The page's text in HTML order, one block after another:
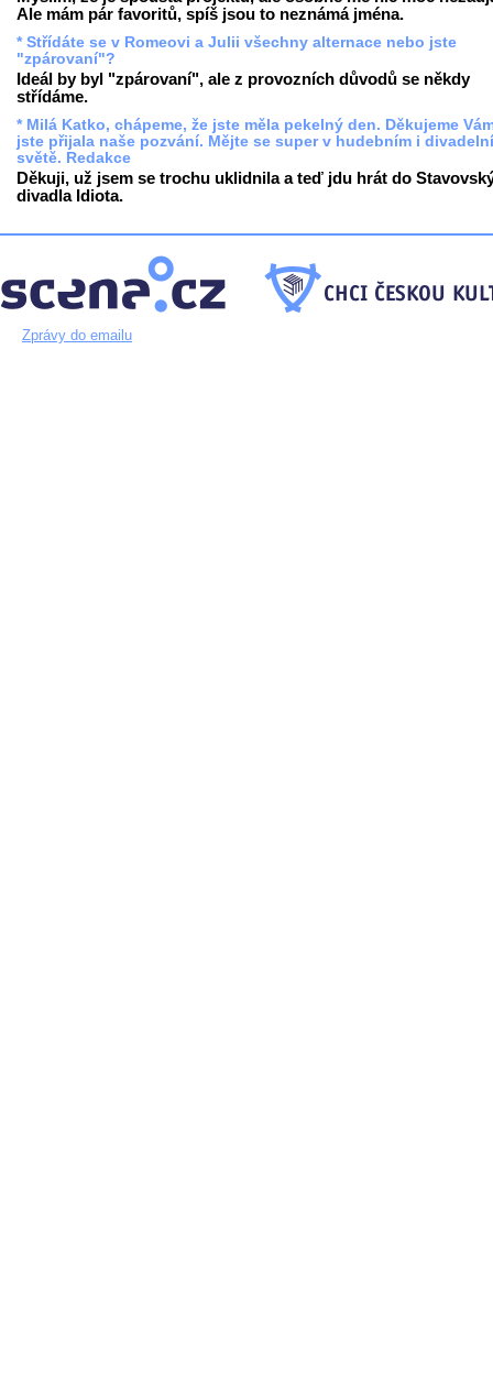
Ale mám pár favoritů, spíš jsou to neznámá jména.
* Střídáte se v Romeovi a Julii všechny alternace nebo jste
"zpárovaní"?
Ideál by byl "zpárovaní", ale z provozních důvodů se někdy
střídáme.
* Milá Katko, chápeme, že jste měla pekelný den. Děkujeme
jste přijala naše pozvání. Mějte se super v hudebním i
světě. Redakce
Děkuji, už jsem se trochu uklidnila a teď jdu hrát do
divadla Idiota.
Zprávy do emailu